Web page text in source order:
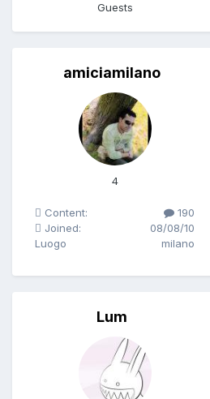
Guests
amiciamilano
4
Content:
190
Joined:
08/08/10
Luogo
milano
Lum